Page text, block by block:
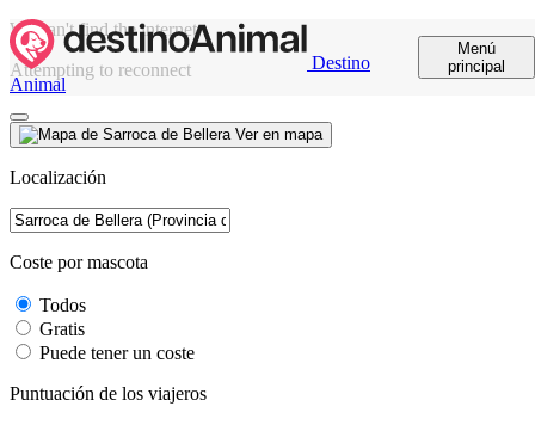
Destino
Animal
Menú
principal
We can't find the internet
Attempting to reconnect
Ver en mapa
Localización
Coste por mascota
Todos
Gratis
Puede tener un coste
Puntuación de los viajeros